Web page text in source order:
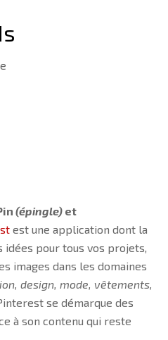
(épingle) et
est une application dont la
pour tous vos projets,
images dans les domaines
design, mode, vêtements,
se démarque des
à son contenu qui reste